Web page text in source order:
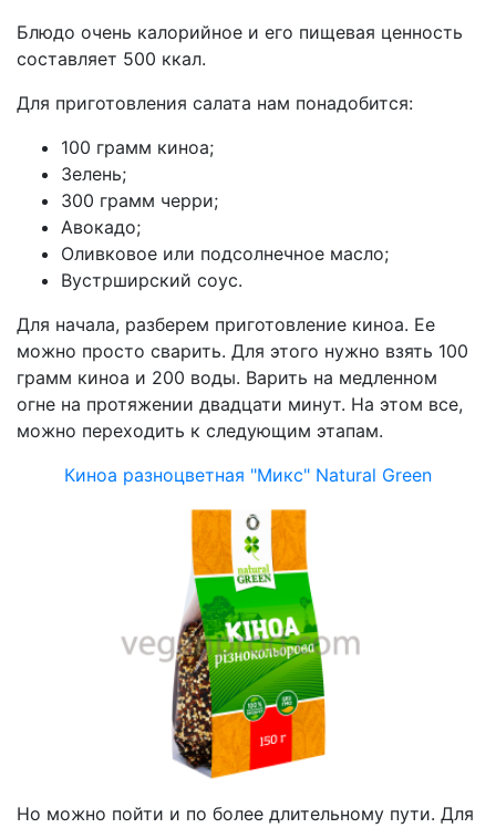
Блюдо очень калорийное и его пищевая ценность
составляет 500 ккал.
Для приготовления салата нам понадобится:
100 грамм киноа;
Зелень;
300 грамм черри;
Авокадо;
Оливковое или подсолнечное масло;
Вустрширский соус.
Для начала, разберем приготовление киноа. Ее
можно просто сварить. Для этого нужно взять 100
грамм киноа и 200 воды. Варить на медленном
огне на протяжении двадцати минут. На этом все,
можно переходить к следующим этапам.
Киноа разноцветная "Микс" Natural Green
Но можно пойти и по более длительному пути. Для